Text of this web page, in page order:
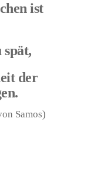
ist
der
Samos)